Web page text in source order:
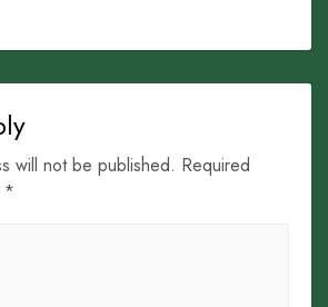
will not be published. Required
*